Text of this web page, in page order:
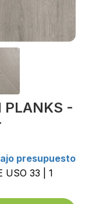
PLANKS -
presupuesto
USO 33 | 1